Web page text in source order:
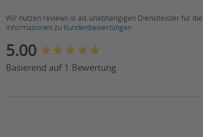
Wir nutzen reviews.io als unabhängigen Dienstleister für
Informationen zu Kundenbewertungen
5.00
Basierend auf 1 Bewertung